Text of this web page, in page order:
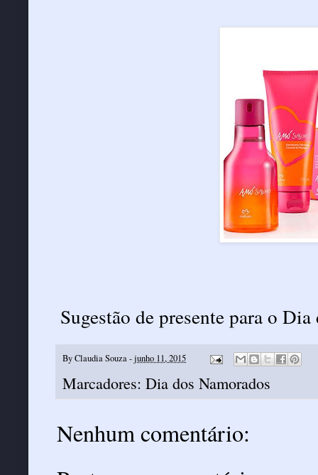
Sugestão de presente para o
ByClaudia Souza-junho 11, 2015
Marcadores: Dia dos Namorados
Nenhum comentário: